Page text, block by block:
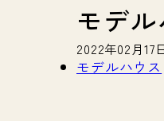
モデル
2022年02月17日
モデルハウス